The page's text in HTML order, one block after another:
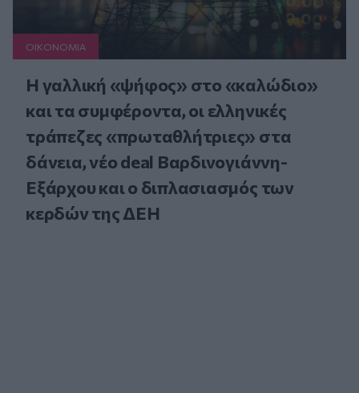
ΟΙΚΟΝΟΜΙΑ
Η γαλλική «ψήφος» στο «καλώδιο»
και τα συμφέροντα, οι ελληνικές
τράπεζες «πρωταθλήτριες» στα
δάνεια, νέο deal Βαρδινογιάννη-
Εξάρχου και ο διπλασιασμός των
κερδών της ΔΕΗ